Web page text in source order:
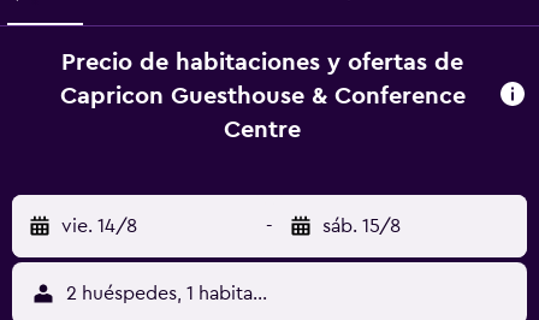
Precio de habitaciones y ofertas de
Capricon Guesthouse & Conference
Centre
vie. 14/8 - sáb. 15/8
2 huéspedes, 1 habitación